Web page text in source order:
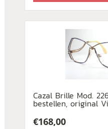
Cazal Brille Mod.
bestellen, original
€168,00